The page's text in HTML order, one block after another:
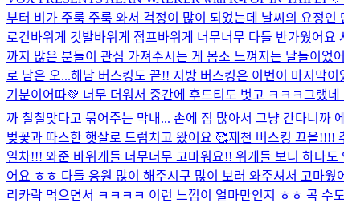
부터 비가 주룩 주룩 와서 걱정이 많이 되었는데 날씨의 요정인
로건바위게 깃발바위게 점프바위게 너무너무 다들 반가웠어요
까지 많은 분들이 관심 가져주시는 게 몸소 느껴지는 날들이었
로 남은 오...해남 버스킹도 끝!! 지방 버스킹은 이번이 마지막
기분이어따💚 너무 더워서 중간에 후드티도 벗고 ㅋㅋㅋ그랬
까 칠칠맞다고 묶어주는 막내... 손에 짐 많아서 그냥 간다니까
벚꽃과 따스한 햇살로 드럼치고 왔어요 🥰제천 버스킹 끄읕!!!!
일차!!! 와준 바위게들 너무너무 고마워요!! 위게들 보니 하나
어요 ㅎㅎ 다들 응원 많이 해주시구 많이 보러 와주셔서 고마
리카락 먹으면서 ㅋㅋㅋㅋ 이런 느낌이 얼마만인지 ㅎㅎ 곡 수